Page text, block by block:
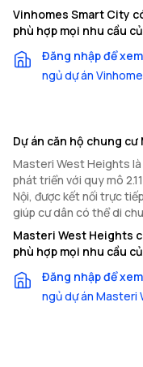
Vinhomes Smart City
phù hợp mọi nhu cầu
Đăng nhập để
ngủ dự án
Dự án căn hộ chung
Masteri West Heights
phát triển với quy mô
Nội, được kết nối trực
giúp cư dân có thể di
Masteri West Heights
phù hợp mọi nhu cầu
Đăng nhập để
ngủ dự án Masteri